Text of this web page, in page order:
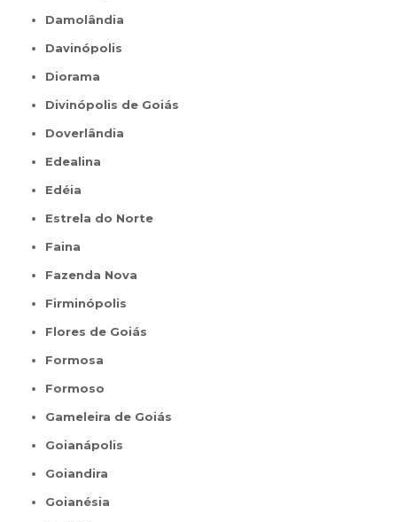
Damolândia
Davinópolis
Diorama
Divinópolis de Goiás
Doverlândia
Edealina
Edéia
Estrela do Norte
Faina
Fazenda Nova
Firminópolis
Flores de Goiás
Formosa
Formoso
Gameleira de Goiás
Goianápolis
Goiandira
Goianésia